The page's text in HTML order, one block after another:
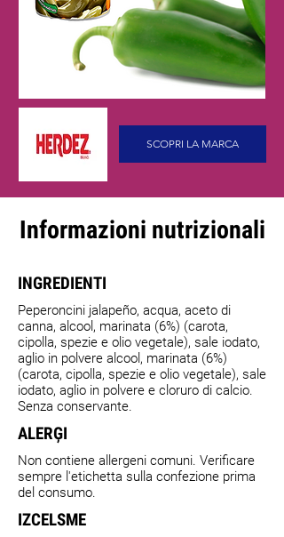
SCOPRI LA MARCA
Informazioni nutrizionali
INGREDIENTI
Peperoncini jalapeño, acqua, aceto di
canna, alcool, marinata (6%) (carota,
cipolla, spezie e olio vegetale), sale iodato,
aglio in polvere alcool, marinata (6%)
(carota, cipolla, spezie e olio vegetale), sale
iodato, aglio in polvere e cloruro di calcio.
Senza conservante.
ALERĢI
Non contiene allergeni comuni. Verificare
sempre l'etichetta sulla confezione prima
del consumo.
IZCELSME